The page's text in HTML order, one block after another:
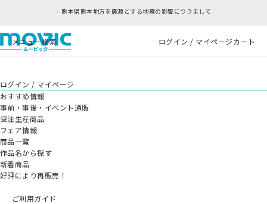
熊本県熊本地方を震源とする地震の影響につきまして
メニュー検索 ログイン / マイページカート
ログイン / マイページ
おすすめ情報
事前・事後・イベント通販
受注生産商品
フェア情報
商品一覧
作品名から探す
新着商品
好評により再販売！
ご利用ガイド